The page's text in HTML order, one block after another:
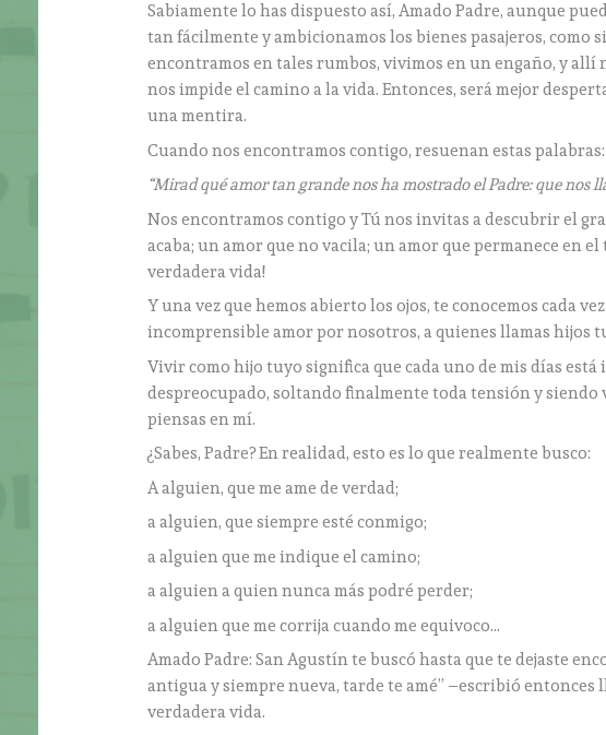
Sabiamente lo has dispuesto así, Amado Padre, aunque
tan fácilmente y ambicionamos los bienes pasajeros, como
encontramos en tales rumbos, vivimos en un engaño, y allí
nos impide el camino a la vida. Entonces, será mejor
una mentira.
Cuando nos encontramos contigo, resuenan estas palabras:
“Mirad qué amor tan grande nos ha mostrado el Padre: que nos
Nos encontramos contigo y Tú nos invitas a descubrir el
acaba; un amor que no vacila; un amor que permanece en
verdadera vida!
Y una vez que hemos abierto los ojos, te conocemos cada
incomprensible amor por nosotros, a quienes llamas hijos
Vivir como hijo tuyo significa que cada uno de mis días
despreocupado, soltando finalmente toda tensión y siendo
piensas en mí.
¿Sabes, Padre? En realidad, esto es lo que realmente busco:
A alguien, que me ame de verdad;
a alguien, que siempre esté conmigo;
a alguien que me indique el camino;
a alguien a quien nunca más podré perder;
a alguien que me corrija cuando me equivoco…
Amado Padre: San Agustín te buscó hasta que te dejaste
antigua y siempre nueva, tarde te amé” –escribió
verdadera vida.